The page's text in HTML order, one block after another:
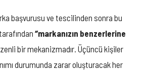
başvurusu ve tescilinden sonra bu
‘’markanızın benzerlerine
bir mekanizmadır. Üçüncü kişiler
durumunda zarar oluşturacak her